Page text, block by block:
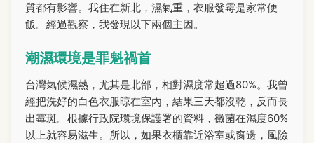
質都有影響。我住在新北，濕氣重，衣服發霉是家常便
飯。經過觀察，我發現以下兩個主因。
潮濕環境是罪魁禍首
台灣氣候濕熱，尤其是北部，相對濕度常超過80%。我曾
經把洗好的白色衣服晾在室內，結果三天都沒乾，反而長
出霉斑。根據行政院環境保護署的資料，黴菌在濕度60%
以上就容易滋生。所以，如果衣櫃靠近浴室或窗邊，風險